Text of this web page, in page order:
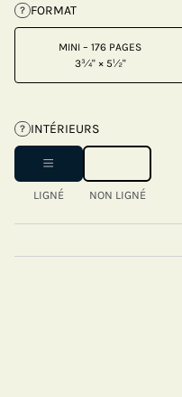
? FORMAT
MINI – 176 PAGES
3¾" × 5½"
? INTÉRIEURS
LIGNÉ NON LIGNÉ